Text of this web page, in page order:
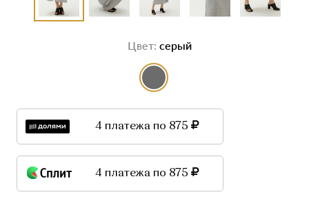
Цвет: серый
выбор цвета
4 платежа по 875
4 платежа по 875